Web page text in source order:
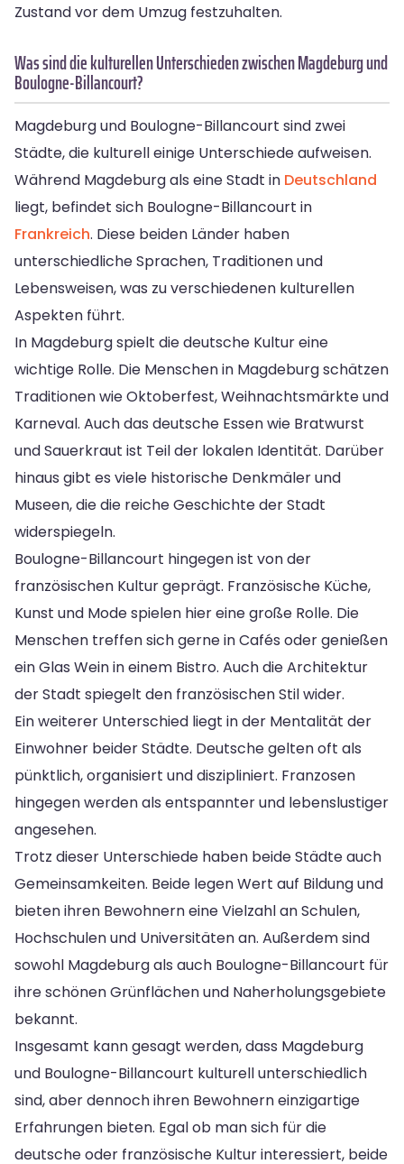
Zustand vor dem Umzug festzuhalten.
Was sind die kulturellen Unterschieden zwischen Magdeburg und
Boulogne-Billancourt?
Magdeburg und Boulogne-Billancourt sind zwei
Städte, die kulturell einige Unterschiede aufweisen.
Während Magdeburg als eine Stadt in Deutschland
liegt, befindet sich Boulogne-Billancourt in
Frankreich. Diese beiden Länder haben
unterschiedliche Sprachen, Traditionen und
Lebensweisen, was zu verschiedenen kulturellen
Aspekten führt.
In Magdeburg spielt die deutsche Kultur eine
wichtige Rolle. Die Menschen in Magdeburg schätzen
Traditionen wie Oktoberfest, Weihnachtsmärkte und
Karneval. Auch das deutsche Essen wie Bratwurst
und Sauerkraut ist Teil der lokalen Identität. Darüber
hinaus gibt es viele historische Denkmäler und
Museen, die die reiche Geschichte der Stadt
widerspiegeln.
Boulogne-Billancourt hingegen ist von der
französischen Kultur geprägt. Französische Küche,
Kunst und Mode spielen hier eine große Rolle. Die
Menschen treffen sich gerne in Cafés oder genießen
ein Glas Wein in einem Bistro. Auch die Architektur
der Stadt spiegelt den französischen Stil wider.
Ein weiterer Unterschied liegt in der Mentalität der
Einwohner beider Städte. Deutsche gelten oft als
pünktlich, organisiert und diszipliniert. Franzosen
hingegen werden als entspannter und lebenslustiger
angesehen.
Trotz dieser Unterschiede haben beide Städte auch
Gemeinsamkeiten. Beide legen Wert auf Bildung und
bieten ihren Bewohnern eine Vielzahl an Schulen,
Hochschulen und Universitäten an. Außerdem sind
sowohl Magdeburg als auch Boulogne-Billancourt für
ihre schönen Grünflächen und Naherholungsgebiete
bekannt.
Insgesamt kann gesagt werden, dass Magdeburg
und Boulogne-Billancourt kulturell unterschiedlich
sind, aber dennoch ihren Bewohnern einzigartige
Erfahrungen bieten. Egal ob man sich für die
deutsche oder französische Kultur interessiert, beide